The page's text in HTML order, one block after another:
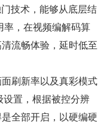
技术，能够从底层结
，在视频编解码算
流畅体验，延时低至
刷新率以及真彩模式
设置，根据被控分辨
全部开启，以硬编硬